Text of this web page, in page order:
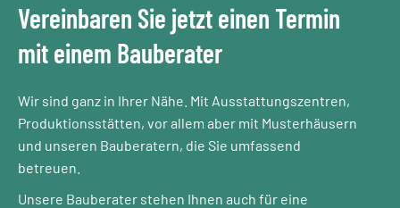
Vereinbaren Sie jetzt einen Termin
mit einem Bauberater​
Wir sind ganz in Ihrer Nähe. Mit Ausstattungszentren,
Produktionsstätten, vor allem aber mit Musterhäusern
und unseren Bauberatern, die Sie umfassend
betreuen.
Unsere Bauberater stehen Ihnen auch für eine